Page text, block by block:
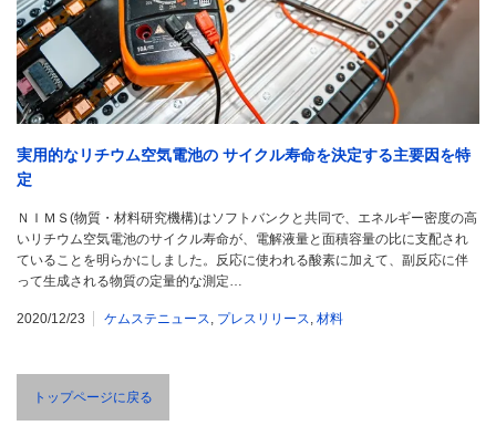
実用的なリチウム空気電池の サイクル寿命を決定する主要因を特
定
ＮＩＭＳ(物質・材料研究機構)はソフトバンクと共同で、エネルギー密度の高
いリチウム空気電池のサイクル寿命が、電解液量と面積容量の比に支配され
ていることを明らかにしました。反応に使われる酸素に加えて、副反応に伴
って生成される物質の定量的な測定…
2020/12/23 ケムステニュース, プレスリリース, 材料
トップページに戻る